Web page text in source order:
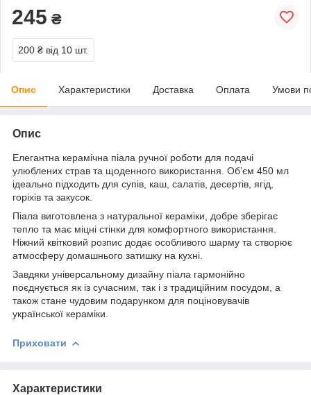
245 ₴
200 ₴ від 10 шт.
Опис Характеристики Доставка Оплата Умови
Опис
Елегантна керамічна піала ручної роботи для подачі
улюблених страв та щоденного використання. Об’єм 450 мл
ідеально підходить для супів, каш, салатів, десертів, ягід,
горіхів та закусок.
Піала виготовлена з натуральної кераміки, добре зберігає
тепло та має міцні стінки для комфортного використання.
Ніжний квітковий розпис додає особливого шарму та створює
атмосферу домашнього затишку на кухні.
Завдяки універсальному дизайну піала гармонійно
поєднується як із сучасним, так і з традиційним посудом, а
також стане чудовим подарунком для поціновувачів
української кераміки.
Приховати
Характеристики